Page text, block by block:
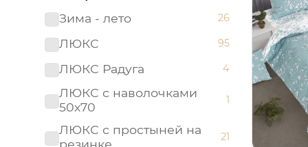
Зима - лето
26
ЛЮКС 95
ЛЮКС Радуга 4
ЛЮКС с наволочками
50х70
1
ЛЮКС с простыней на
резинке
21